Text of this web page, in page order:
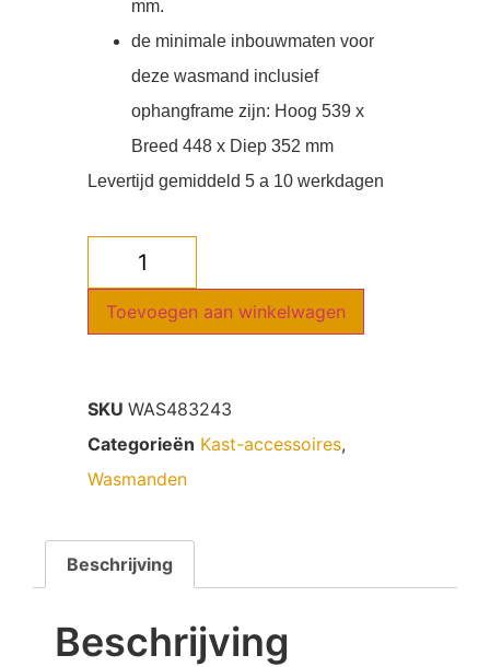
mm.
de minimale inbouwmaten voor
deze wasmand inclusief
ophangframe zijn: Hoog 539 x
Breed 448 x Diep 352 mm
Levertijd gemiddeld 5 a 10 werkdagen
Toevoegen aan winkelwagen
SKU WAS483243
Categorieën Kast-accessoires,
Wasmanden
Beschrijving
Beschrijving